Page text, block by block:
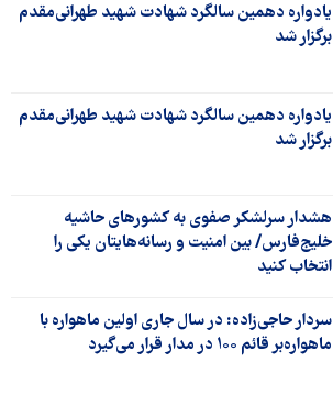
یادواره دهمین سالگرد شهادت شهید طهرانی‌مقدم
برگزار شد
یادواره دهمین سالگرد شهادت شهید طهرانی‌مقدم
برگزار شد
هشدار سرلشکر صفوی به کشورهای حاشیه
خلیج‌فارس/ بین امنیت و رسانه‌هایتان یکی را
انتخاب کنید
سردار حاجی‌زاده: در سال جاری اولین ماهواره با
ماهواره‌بر قائم ۱۰۰ در مدار قرار می‌گیرد